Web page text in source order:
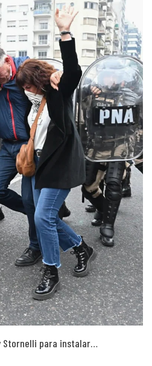
Stornelli para instalar…